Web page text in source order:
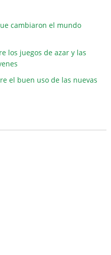
cambiaron el mundo
los juegos de azar y las
el buen uso de las nuevas